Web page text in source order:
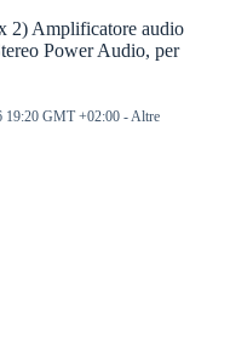
2) Amplificatore audio
Power Audio, per
19:20 GMT +02:00 -Altre